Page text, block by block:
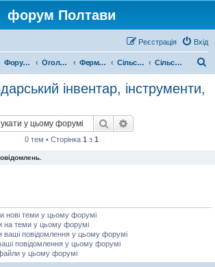
форум Полтави
Вхід
Реєстрація
Форум міста Полтава Оголошення міста Полтава Ферма, Продукти Сільське господарство Сільськогосподарський інвентар, інструменти, тара
інвентар, інструменти,
Пошук
0 тем • Сторінка 1 з 1
нові теми у цьому форумі
на теми у цьому форумі
ваші повідомлення у цьому форумі
повідомлення у цьому форумі
у цьому форумі